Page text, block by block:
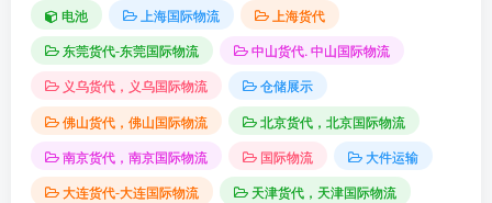
电池 上海国际物流
上海货代
东莞货代-东莞国际物流
中山货代. 中山国际物流
义乌货代，义乌国际物流
仓储展示
佛山货代，佛山国际物流
北京货代，北京国际物流
南京货代，南京国际物流
国际物流
大件运输
大连货代-大连国际物流
天津货代，天津国际物流